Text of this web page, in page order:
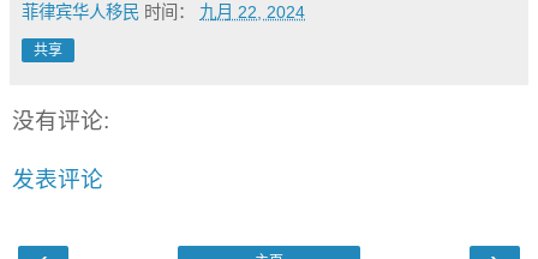
菲律宾华人移民 时间： 九月 22, 2024
共享
没有评论:
发表评论